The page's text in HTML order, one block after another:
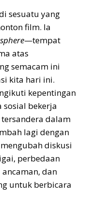
sesuatu yang
film. Ia
—tempat
atas
semacam ini
kita hari ini.
kepentingan
bekerja
dalam
lagi dengan
diskusi
perbedaan
dan
untuk berbicara